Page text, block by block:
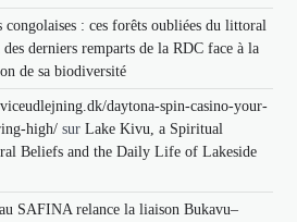
congolaises : ces forêts oubliées du littoral
derniers remparts de la RDC face à la
de sa biodiversité
daytona-spin-casino-your-
high/ surLake Kivu, a Spiritual
Beliefs and the Daily Life of Lakeside
SAFINA relance la liaison Bukavu–